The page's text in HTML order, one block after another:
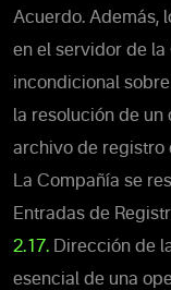
Acuerdo. Además,
en el servidor de
incondicional
la resolución de un
archivo de registro
La Compañía se
Entradas de
2.17. Dirección de
esencial de una